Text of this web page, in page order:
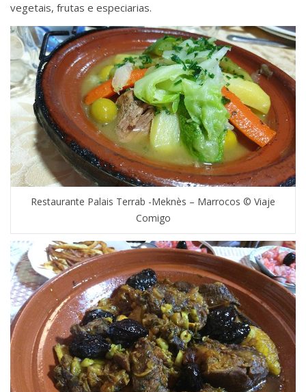
vegetais, frutas e especiarias.
Restaurante Palais Terrab -Meknès – Marrocos © Viaje
Comigo